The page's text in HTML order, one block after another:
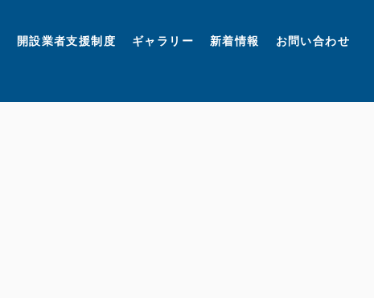
開設業者支援制度 ギャラリー 新着情報 お問い合わせ